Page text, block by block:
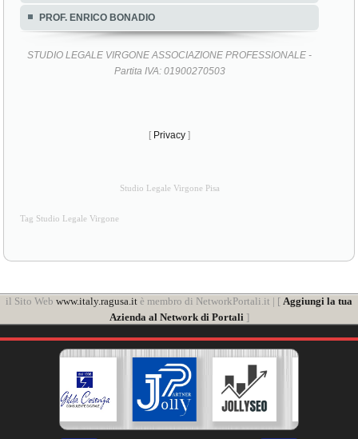
PROF. ENRICO BONADIO
STUDIO LEGALE VIRGONE ASSOCIAZIONE PROFESSIONALE -
Partita IVA: 01900270503
[ Privacy ]
Studio Legale Virgone Pisa
Tag Studio Legale Virgone
il Sito Web www.italy.ragusa.it è membro di NetworkPortali.it | [ Aggiungi la tua
Azienda al Network di Portali]